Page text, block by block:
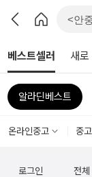
베스트셀러 새
알라딘베스트
온라인중고 중
로그인 전